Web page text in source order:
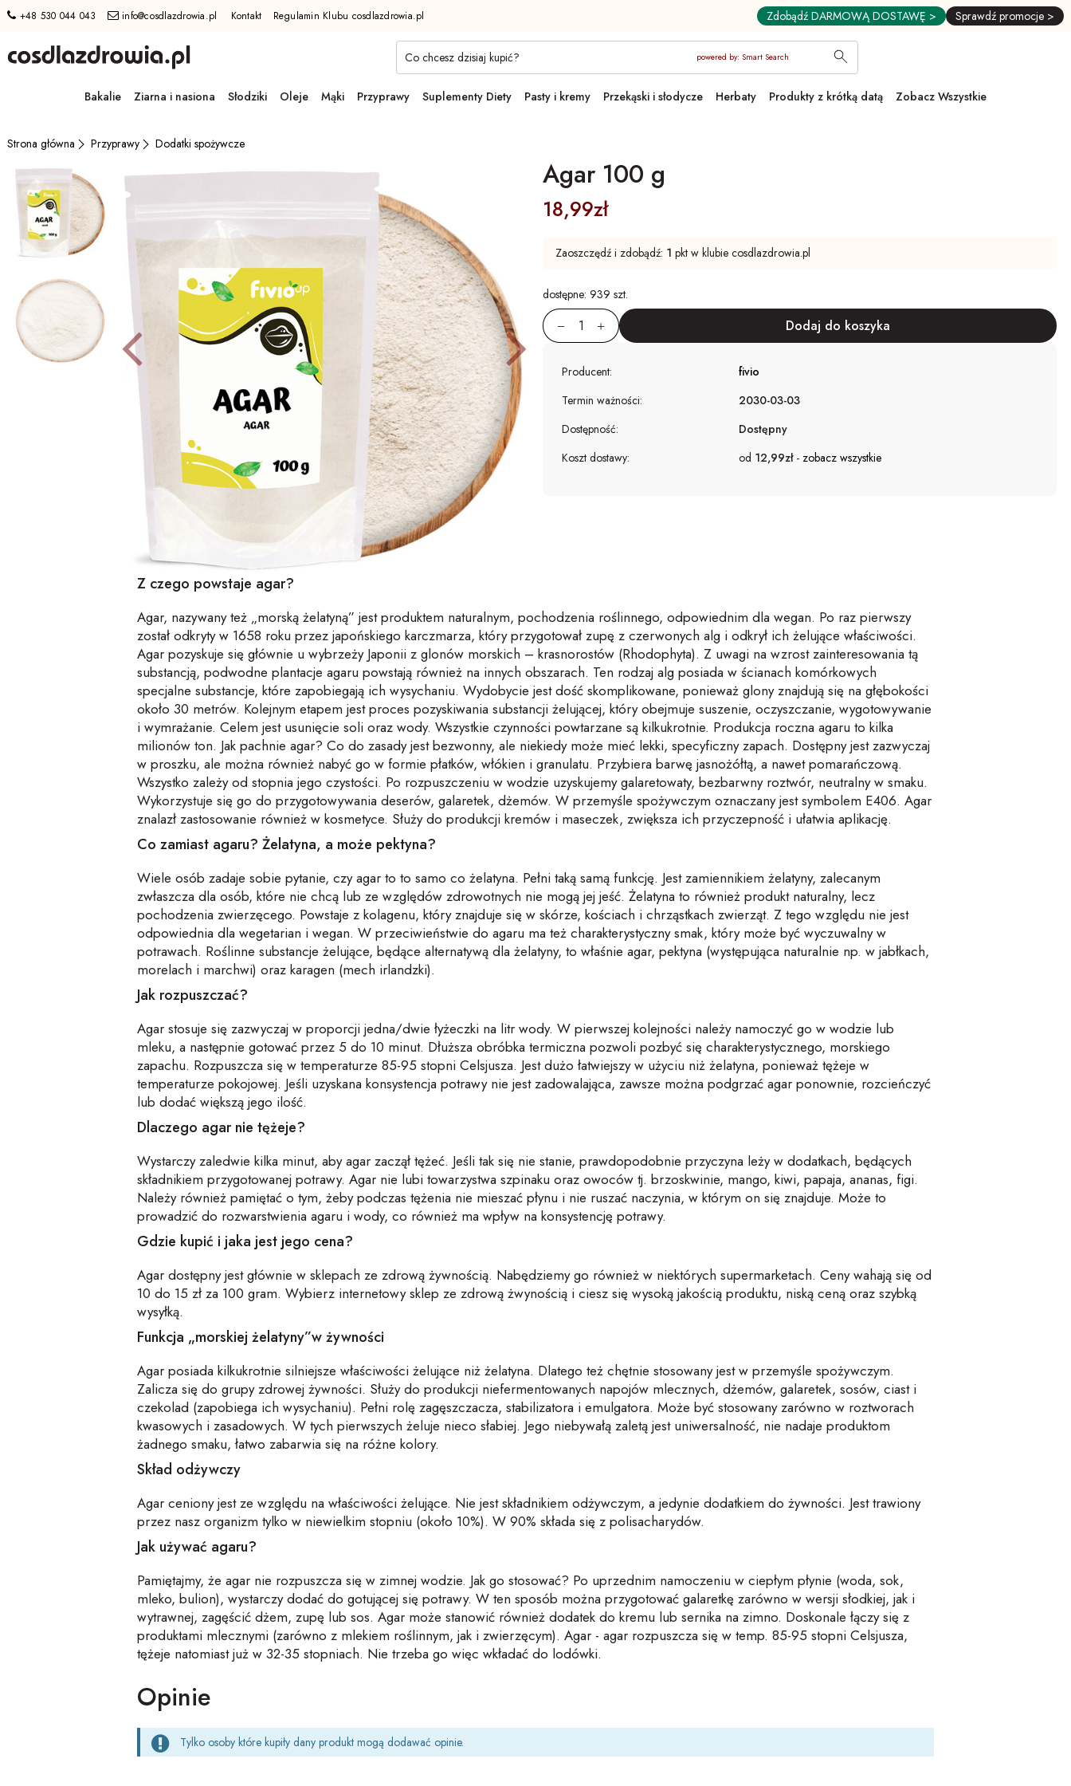
Przejdź
GŁÓWNEJ
MENU
UŻYTKOWNIKA
WYSZUKIWARKI
+48 530 044 043 info@cosdlazdrowia.pl Kontakt Regulamin Klubu cosdlazdrowia.pl Zdobądź DARMOWĄ DOSTAWĘ > Sprawdź promocje >
powered by: Smart Search
Bakalie Ziarna i nasiona Słodziki Oleje Mąki Przyprawy Suplementy Diety Pasty i kremy Przekąski i słodycze Herbaty Produkty z krótką datą Zobacz Wszystkie
Strona główna Przyprawy Dodatki spożywcze
Poprzedni Następny
Agar 100 g
18,99zł
Zaoszczędź i zdobądź: 1 pkt w klubie cosdlazdrowia.pl
dostępne: 939 szt.
Producent:
fivio
Termin ważności:
2030-03-03
Dostępność:
Dostępny
Koszt dostawy:
od 12,99zł - zobacz wszystkie
Z czego powstaje agar?
Agar, nazywany też „morską żelatyną” jest produktem naturalnym, pochodzenia roślinnego, odpowiednim dla wegan. Po raz pierwszy
został odkryty w 1658 roku przez japońskiego karczmarza, który przygotował zupę z czerwonych alg i odkrył ich żelujące właściwości.
Agar pozyskuje się głównie u wybrzeży Japonii z glonów morskich – krasnorostów (Rhodophyta). Z uwagi na wzrost zainteresowania tą
substancją, podwodne plantacje agaru powstają również na innych obszarach. Ten rodzaj alg posiada w ścianach komórkowych
specjalne substancje, które zapobiegają ich wysychaniu. Wydobycie jest dość skomplikowane, ponieważ glony znajdują się na głębokości
około 30 metrów. Kolejnym etapem jest proces pozyskiwania substancji żelującej, który obejmuje suszenie, oczyszczanie, wygotowywanie
i wymrażanie. Celem jest usunięcie soli oraz wody. Wszystkie czynności powtarzane są kilkukrotnie. Produkcja roczna agaru to kilka
milionów ton. Jak pachnie agar? Co do zasady jest bezwonny, ale niekiedy może mieć lekki, specyficzny zapach. Dostępny jest zazwyczaj
w proszku, ale można również nabyć go w formie płatków, włókien i granulatu. Przybiera barwę jasnożółtą, a nawet pomarańczową.
Wszystko zależy od stopnia jego czystości. Po rozpuszczeniu w wodzie uzyskujemy galaretowaty, bezbarwny roztwór, neutralny w smaku.
Wykorzystuje się go do przygotowywania deserów, galaretek, dżemów. W przemyśle spożywczym oznaczany jest symbolem E406. Agar
znalazł zastosowanie również w kosmetyce. Służy do produkcji kremów i maseczek, zwiększa ich przyczepność i ułatwia aplikację.
Co zamiast agaru? Żelatyna, a może pektyna?
Wiele osób zadaje sobie pytanie, czy agar to to samo co żelatyna. Pełni taką samą funkcję. Jest zamiennikiem żelatyny, zalecanym
zwłaszcza dla osób, które nie chcą lub ze względów zdrowotnych nie mogą jej jeść. Żelatyna to również produkt naturalny, lecz
pochodzenia zwierzęcego. Powstaje z kolagenu, który znajduje się w skórze, kościach i chrząstkach zwierząt. Z tego względu nie jest
odpowiednia dla wegetarian i wegan. W przeciwieństwie do agaru ma też charakterystyczny smak, który może być wyczuwalny w
potrawach. Roślinne substancje żelujące, będące alternatywą dla żelatyny, to właśnie agar, pektyna (występująca naturalnie np. w jabłkach,
morelach i marchwi) oraz karagen (mech irlandzki).
Jak rozpuszczać?
Agar stosuje się zazwyczaj w proporcji jedna/dwie łyżeczki na litr wody. W pierwszej kolejności należy namoczyć go w wodzie lub
mleku, a następnie gotować przez 5 do 10 minut. Dłuższa obróbka termiczna pozwoli pozbyć się charakterystycznego, morskiego
zapachu. Rozpuszcza się w temperaturze 85-95 stopni Celsjusza. Jest dużo łatwiejszy w użyciu niż żelatyna, ponieważ tężeje w
temperaturze pokojowej. Jeśli uzyskana konsystencja potrawy nie jest zadowalająca, zawsze można podgrzać agar ponownie, rozcieńczyć
lub dodać większą jego ilość.
Dlaczego agar nie tężeje?
Wystarczy zaledwie kilka minut, aby agar zaczął tężeć. Jeśli tak się nie stanie, prawdopodobnie przyczyna leży w dodatkach, będących
składnikiem przygotowanej potrawy. Agar nie lubi towarzystwa szpinaku oraz owoców tj. brzoskwinie, mango, kiwi, papaja, ananas, figi.
Należy również pamiętać o tym, żeby podczas tężenia nie mieszać płynu i nie ruszać naczynia, w którym on się znajduje. Może to
prowadzić do rozwarstwienia agaru i wody, co również ma wpływ na konsystencję potrawy.
Gdzie kupić i jaka jest jego cena?
Agar dostępny jest głównie w sklepach ze zdrową żywnością. Nabędziemy go również w niektórych supermarketach. Ceny wahają się od
10 do 15 zł za 100 gram. Wybierz internetowy sklep ze zdrową żwynością i ciesz się wysoką jakością produktu, niską ceną oraz szybką
wysyłką.
Funkcja „morskiej żelatyny”w żywności
Agar posiada kilkukrotnie silniejsze właściwości żelujące niż żelatyna. Dlatego też chętnie stosowany jest w przemyśle spożywczym.
Zalicza się do grupy zdrowej żywności. Służy do produkcji niefermentowanych napojów mlecznych, dżemów, galaretek, sosów, ciast i
czekolad (zapobiega ich wysychaniu). Pełni rolę zagęszczacza, stabilizatora i emulgatora. Może być stosowany zarówno w roztworach
kwasowych i zasadowych. W tych pierwszych żeluje nieco słabiej. Jego niebywałą zaletą jest uniwersalność, nie nadaje produktom
żadnego smaku, łatwo zabarwia się na różne kolory.
Skład odżywczy
Agar ceniony jest ze względu na właściwości żelujące. Nie jest składnikiem odżywczym, a jedynie dodatkiem do żywności. Jest trawiony
przez nasz organizm tylko w niewielkim stopniu (około 10%). W 90% składa się z polisacharydów.
Jak używać agaru?
Pamiętajmy, że agar nie rozpuszcza się w zimnej wodzie. Jak go stosować? Po uprzednim namoczeniu w ciepłym płynie (woda, sok,
mleko, bulion), wystarczy dodać do gotującej się potrawy. W ten sposób można przygotować galaretkę zarówno w wersji słodkiej, jak i
wytrawnej, zagęścić dżem, zupę lub sos. Agar może stanowić również dodatek do kremu lub sernika na zimno. Doskonale łączy się z
produktami mlecznymi (zarówno z mlekiem roślinnym, jak i zwierzęcym). Agar - agar rozpuszcza się w temp. 85-95 stopni Celsjusza,
tężeje natomiast już w 32-35 stopniach. Nie trzeba go więc wkładać do lodówki.
Opinie
Tylko osoby które kupiły dany produkt mogą dodawać opinie.